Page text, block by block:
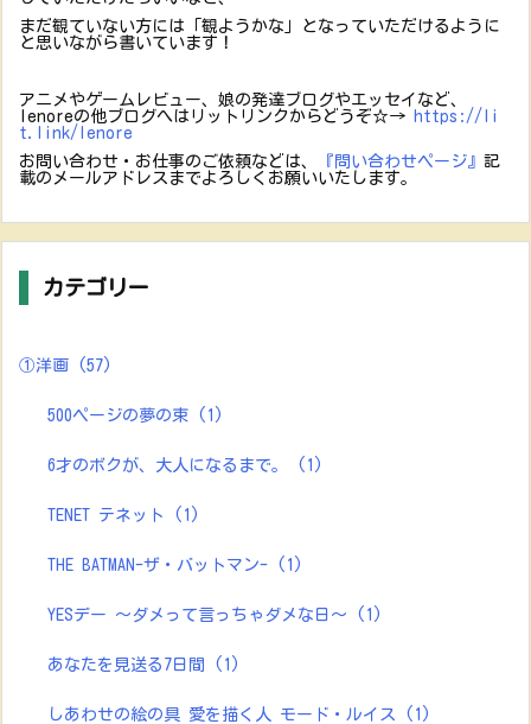
まだ観ていない方には「観ようかな」となっていただけるように
と思いながら書いています！
アニメやゲームレビュー、娘の発達ブログやエッセイなど、
lenoreの他ブログへはリットリンクからどうぞ☆→
https://li
t.link/lenore
お問い合わせ・お仕事のご依頼などは、
『問い合わせページ』 記
載のメールアドレスまでよろしくお願いいたします。
カテゴリー
①洋画 (57)
500ページの夢の束 (1)
6才のボクが、大人になるまで。 (1)
TENET テネット (1)
THE BATMAN-ザ・バットマン- (1)
YESデー ～ダメって言っちゃダメな日～ (1)
あなたを見送る7日間 (1)
しあわせの絵の具 愛を描く人 モード・ルイス (1)